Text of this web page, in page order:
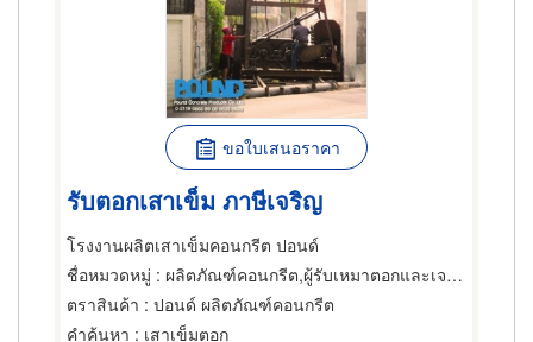
ขอใบเสนอราคา
รับตอกเสาเข็ม ภาษีเจริญ
โรงงานผลิตเสาเข็มคอนกรีต ปอนด์
ชื่อหมวดหมู่ : ผลิตภัณฑ์คอนกรีต,ผู้รับเหมาตอกและเจาะเสาเข็ม,การตอกเสาเข็ม
ตราสินค้า : ปอนด์ ผลิตภัณฑ์คอนกรีต
คำค้นหา : เสาเข็มตอก